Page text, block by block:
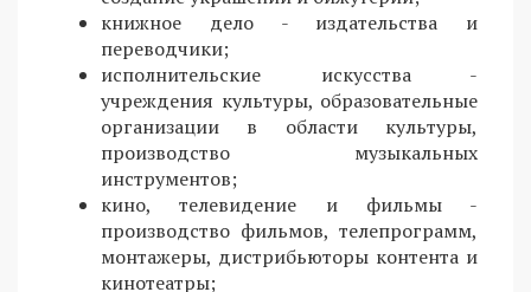
книжное дело - издательства и
переводчики;
исполнительские искусства -
учреждения культуры, образовательные
организации в области культуры,
производство музыкальных
инструментов;
кино, телевидение и фильмы -
производство фильмов, телепрограмм,
монтажеры, дистрибьюторы контента и
кинотеатры;